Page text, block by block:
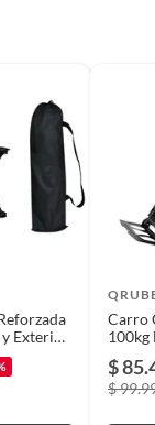
Exterior
Carro
100kg
$
$